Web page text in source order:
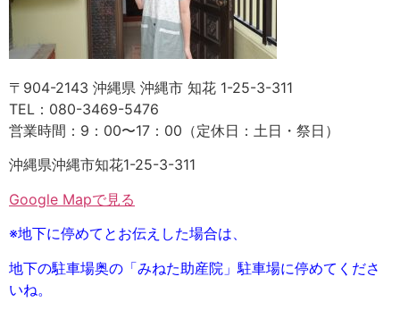
〒904-2143 沖縄県 沖縄市 知花 1-25-3-311
TEL：080-3469-5476
営業時間：9：00〜17：00（定休日：土日・祭日）
沖縄県沖縄市知花1-25-3-311
Google Mapで見る
※地下に停めてとお伝えした場合は、
地下の駐車場奥の「みねた助産院」駐車場に停めてくださ
いね。